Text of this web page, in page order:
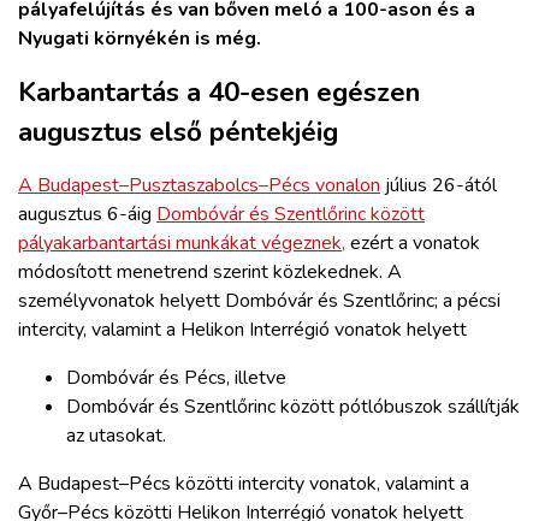
REGISZTRÁCIÓ
pályafelújítás és van bőven meló a 100-ason és a
Nyugati környékén is még.
Karbantartás a 40-esen egészen
augusztus első péntekjéig
A Budapest–Pusztaszabolcs–Pécs vonalon július 26-ától
augusztus 6-áig Dombóvár és Szentlőrinc között
pályakarbantartási munkákat végeznek, ezért a vonatok
módosított menetrend szerint közlekednek. A
személyvonatok helyett Dombóvár és Szentlőrinc; a pécsi
intercity, valamint a Helikon Interrégió vonatok helyett
Dombóvár és Pécs, illetve
Dombóvár és Szentlőrinc között pótlóbuszok szállítják
az utasokat.
A Budapest–Pécs közötti intercity vonatok, valamint a
Győr–Pécs közötti Helikon Interrégió vonatok helyett